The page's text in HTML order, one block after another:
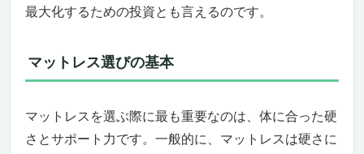
最大化するための投資とも言えるのです。
マットレス選びの基本
マットレスを選ぶ際に最も重要なのは、体に合った硬
さとサポート力です。一般的に、マットレスは硬さに